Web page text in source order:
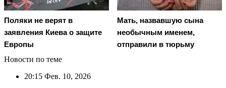
Поляки не верят в
заявления Киева о защите
Европы
Мать, назвавшую сына
необычным именем,
отправили в тюрьму
Новости по теме
20:15 Фев. 10, 2026